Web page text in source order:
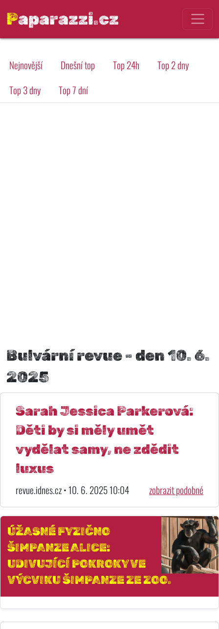
Paparazzi.cz
Nejnovější Dnešní top Top 24h
Top 2 dny
Top 3 dny
Top 7 dní
Bulvární revue - den 10. 6.
2025
Sarah Jessica Parkerová:
Děti by si měly umět
vydělat samy, ne zdědit
luxus
revue.idnes.cz • 10. 6. 2025 10:04 zobrazit podobné
ÚŽASNÉ FYZIČNO
ŠIMPANZE ALICE:
UDIVUJÍCÍ POKROKY VE
VÝCVIKU ŠIMPANZE ZE ZOO.